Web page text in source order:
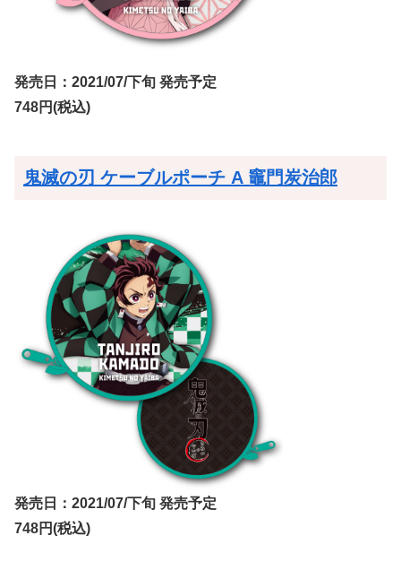
発売日：2021/07/下旬 発売予定
748円(税込)
鬼滅の刃 ケーブルポーチ A 竈門炭治郎
発売日：2021/07/下旬 発売予定
748円(税込)